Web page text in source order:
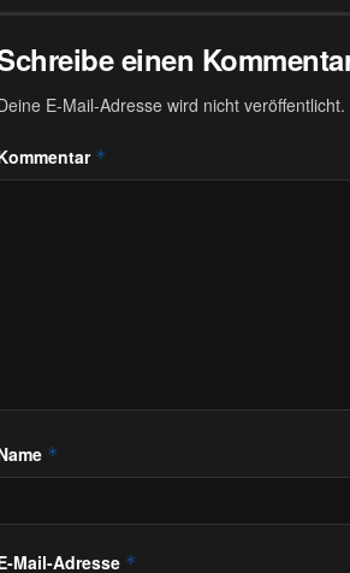
einen
E-Mail-Adresse wird nicht veröffentlicht.
*
*
Mail-Adresse *